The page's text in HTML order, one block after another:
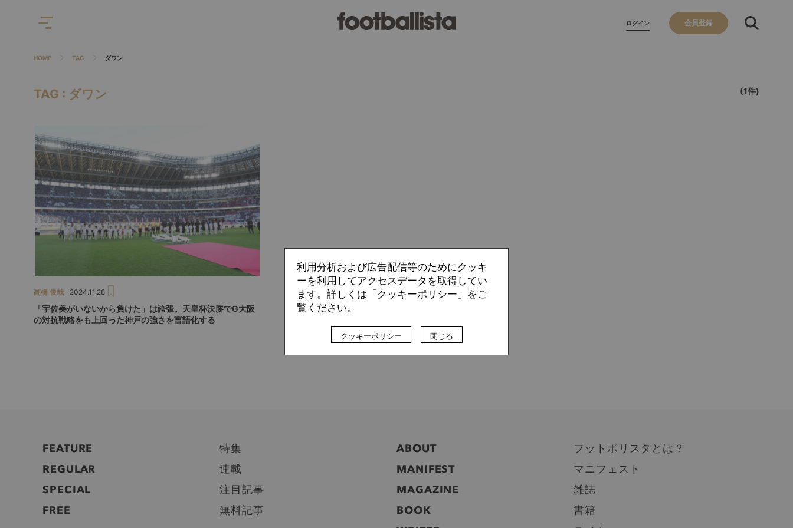
ログイン 会員登録
HOME TAG ダワン
TAG : ダワン (1件)
高橋 俊哉 2024.11.28
「宇佐美がいないから負けた」は誇張。天皇杯決勝でG大阪
の対抗戦略をも上回った神戸の強さを言語化する
FEATURE
特集
REGULAR
連載
SPECIAL
注目記事
FREE
無料記事
ABOUT
フットボリスタとは？
MANIFEST
マニフェスト
MAGAZINE
雑誌
BOOK
書籍
利用分析および広告配信等のためにクッキ
ーを利用してアクセスデータを取得してい
ます。詳しくは「クッキーポリシー」をご
覧ください。
クッキーポリシー 閉じる